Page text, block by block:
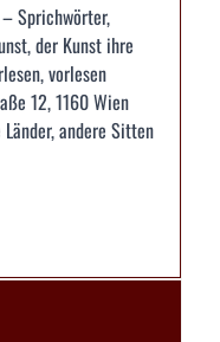
Sprichwörter,
der Kunst ihre
vorlesen
12, 1160 Wien
andere Sitten